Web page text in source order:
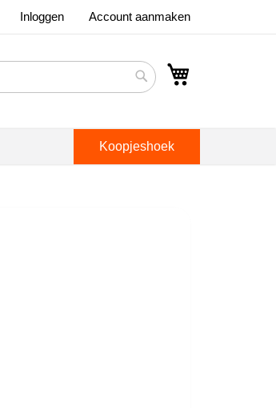
Inloggen Account aanmaken
Search
Koopjeshoek